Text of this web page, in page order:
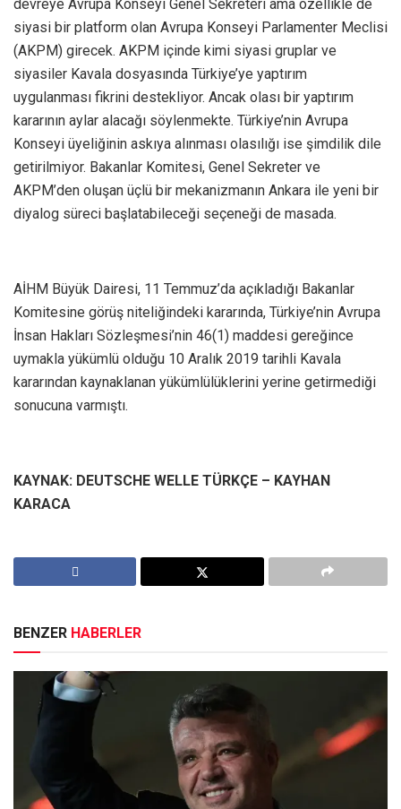
devreye Avrupa Konseyi Genel Sekreteri ama özellikle de
siyasi bir platform olan Avrupa Konseyi Parlamenter Meclisi
(AKPM) girecek. AKPM içinde kimi siyasi gruplar ve
siyasiler Kavala dosyasında Türkiye’ye yaptırım
uygulanması fikrini destekliyor. Ancak olası bir yaptırım
kararının aylar alacağı söylenmekte. Türkiye’nin Avrupa
Konseyi üyeliğinin askıya alınması olasılığı ise şimdilik dile
getirilmiyor. Bakanlar Komitesi, Genel Sekreter ve
AKPM’den oluşan üçlü bir mekanizmanın Ankara ile yeni bir
diyalog süreci başlatabileceği seçeneği de masada.
AİHM Büyük Dairesi, 11 Temmuz’da açıkladığı Bakanlar
Komitesine görüş niteliğindeki kararında, Türkiye’nin Avrupa
İnsan Hakları Sözleşmesi’nin 46(1) maddesi gereğince
uymakla yükümlü olduğu 10 Aralık 2019 tarihli Kavala
kararından kaynaklanan yükümlülüklerini yerine getirmediği
sonucuna varmıştı.
KAYNAK: DEUTSCHE WELLE TÜRKÇE – KAYHAN
KARACA
BENZER HABERLER